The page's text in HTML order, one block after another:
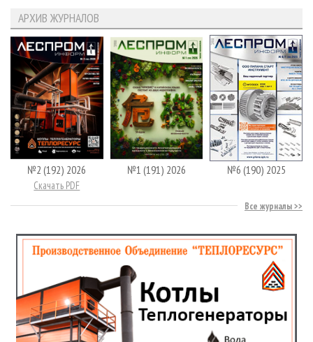
АРХИВ ЖУРНАЛОВ
№2 (192) 2026
Скачать PDF
№1 (191) 2026 №6 (190) 2025
Все журналы